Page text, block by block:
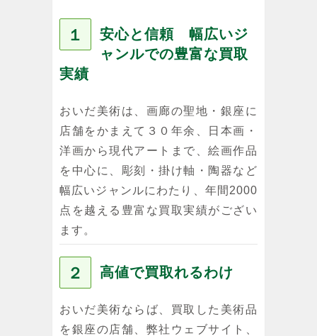
１
安心と信頼 幅広いジ
ャンルでの豊富な買取
実績
おいだ美術は、画廊の聖地・銀座に
店舗をかまえて３０年余、日本画・
洋画から現代アートまで、絵画作品
を中心に、彫刻・掛け軸・陶器など
幅広いジャンルにわたり、年間2000
点を越える豊富な買取実績がござい
ます。
２ 高値で買取れるわけ
おいだ美術ならば、買取した美術品
を銀座の店舗、弊社ウェブサイト、